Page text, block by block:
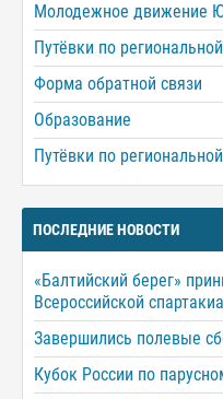
Молодежное движение
Путёвки по
Форма обратной связи
Образование
Путёвки по
ПОСЛЕДНИЕ НОВОСТИ
«Балтийский берег»
Всероссийской
Завершились полевые
Кубок России по